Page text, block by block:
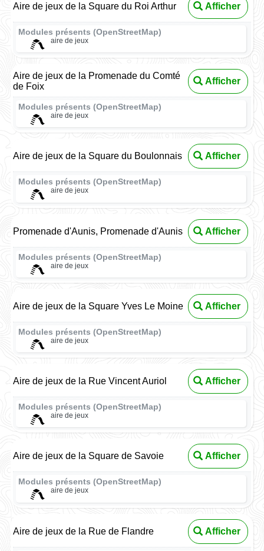
Aire de jeux de la Square du Roi Arthur Afficher
Modules présents (OpenStreetMap)
aire de jeux
Aire de jeux de la Promenade du Comté
de Foix
Afficher
Modules présents (OpenStreetMap)
aire de jeux
Aire de jeux de la Square du Boulonnais Afficher
Modules présents (OpenStreetMap)
aire de jeux
Promenade d'Aunis, Promenade d'Aunis Afficher
Modules présents (OpenStreetMap)
aire de jeux
Aire de jeux de la Square Yves Le Moine Afficher
Modules présents (OpenStreetMap)
aire de jeux
Aire de jeux de la Rue Vincent Auriol Afficher
Modules présents (OpenStreetMap)
aire de jeux
Aire de jeux de la Square de Savoie Afficher
Modules présents (OpenStreetMap)
aire de jeux
Aire de jeux de la Rue de Flandre Afficher